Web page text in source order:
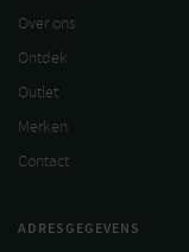
Over ons
Ontdek
Outlet
Merken
Contact
ADRESGEGEVENS